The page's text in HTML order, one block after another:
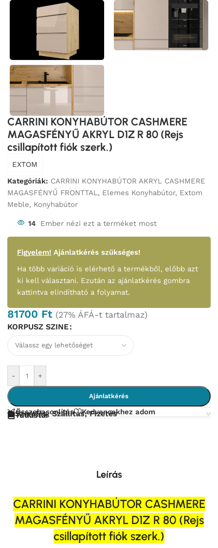
CARRINI KONYHABÚTOR CASHMERE
MAGASFÉNYŰ AKRYL D1Z R 80 (Rejs
csillapított fiók szerk.)
EXTOM
Kategóriák: CARRINI KONYHABÚTOR AKRYL CASHMERE
MAGASFÉNYŰ FRONTTAL, Elemes Konyhabútor, Extom
Meble, Konyhabútor
14 Ember nézi ezt a terméket most
Figyelem! Ajánlatkérés szükséges!
Ha több variáció is elérhető a termékből, előbb azt
ki kell választani. Ezután az ajánlatkérés gombra
kattintva elindítható a folyamat.
81700 Ft (27% ÁFÁ-t tartalmaz)
KORPUSZ SZINE
- +
Ajánlatkérés
Összehasonlítás Kedvencekhez adom
Szerelés, Szállítás, Fizetés
Tudástár
Leírás
CARRINI KONYHABÚTOR CASHMERE
MAGASFÉNYŰ AKRYL D1Z R 80 (Rejs
csillapított fiók szerk.)